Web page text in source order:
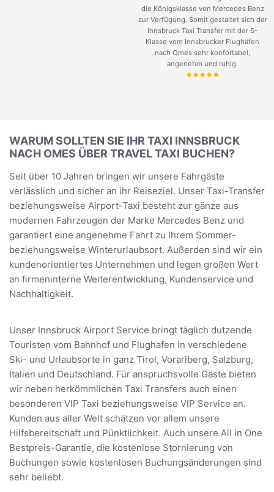
die Königsklasse von Mercedes Benz
zur Verfügung. Somit gestaltet sich der
Innsbruck Taxi Transfer mit der S-
Klasse vom Innsbrucker Flughafen
nach Omes sehr konfortabel,
angenehm und ruhig.
WARUM SOLLTEN SIE IHR TAXI INNSBRUCK
NACH OMES ÜBER TRAVEL TAXI BUCHEN?
Seit über 10 Jahren bringen wir unsere Fahrgäste
verlässlich und sicher an ihr Reiseziel. Unser Taxi-Transfer
beziehungsweise Airport-Taxi besteht zur gänze aus
modernen Fahrzeugen der Marke Mercedes Benz und
garantiert eine angenehme Fahrt zu Ihrem Sommer-
beziehungsweise Winterurlaubsort. Außerden sind wir ein
kundenorientiertes Unternehmen und legen großen Wert
an firmeninterne Weiterentwicklung, Kundenservice und
Nachhaltigkeit.
Unser Innsbruck Airport Service bringt täglich dutzende
Touristen vom Bahnhof und Flughafen in verschiedene
Ski- und Urlaubsorte in ganz Tirol, Vorarlberg, Salzburg,
Italien und Deutschland. Für anspruchsvolle Gäste bieten
wir neben herkömmlichen Taxi Transfers auch einen
besonderen VIP Taxi beziehungsweise VIP Service an.
Kunden aus aller Welt schätzen vor allem unsere
Hilfsbereitschaft und Pünktlichkeit. Auch unsere All in One
Bestpreis-Garantie, die kostenlose Stornierung von
Buchungen sowie kostenlosen Buchungsänderungen sind
sehr beliebt.